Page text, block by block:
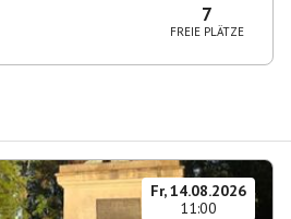
7
FREIE PLÄTZE
Fr, 14.08.2026
11:00